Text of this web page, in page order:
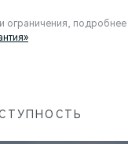
ограничения, подробнее